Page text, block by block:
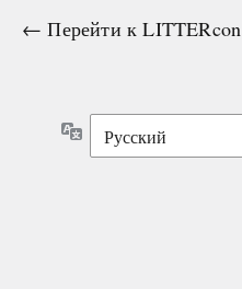
← Перейти к LITTERcon
Язык